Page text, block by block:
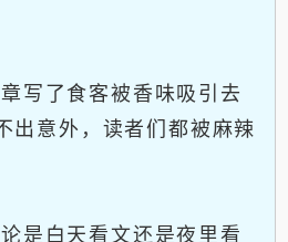
写了食客被香味吸引去
出意外，读者们都被麻辣
是白天看文还是夜里看